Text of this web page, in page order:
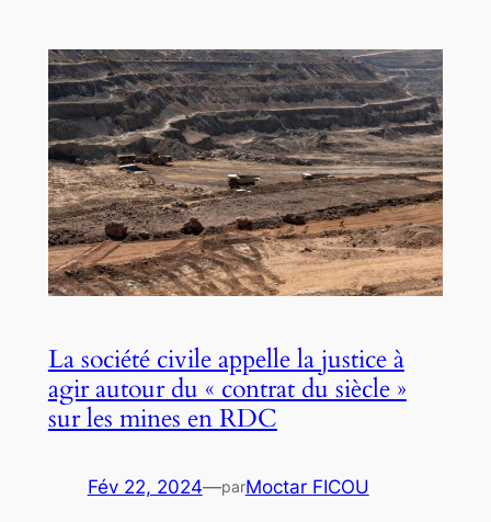
La société civile appelle la justice à
agir autour du « contrat du siècle »
sur les mines en RDC
Fév 22, 2024—parMoctar FICOU